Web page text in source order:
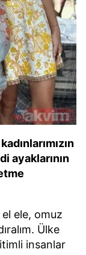
ayaklarının
ele, omuz
Ülke
insanlar